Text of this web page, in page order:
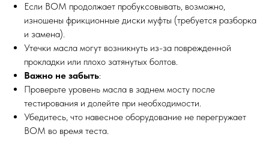
Если ВОМ продолжает пробуксовывать, возможно,
изношены фрикционные диски муфты (требуется разборка
и замена).
Утечки масла могут возникнуть из-за поврежденной
прокладки или плохо затянутых болтов.
Важно не забыть:
Проверьте уровень масла в заднем мосту после
тестирования и долейте при необходимости.
Убедитесь, что навесное оборудование не перегружает
ВОМ во время теста.